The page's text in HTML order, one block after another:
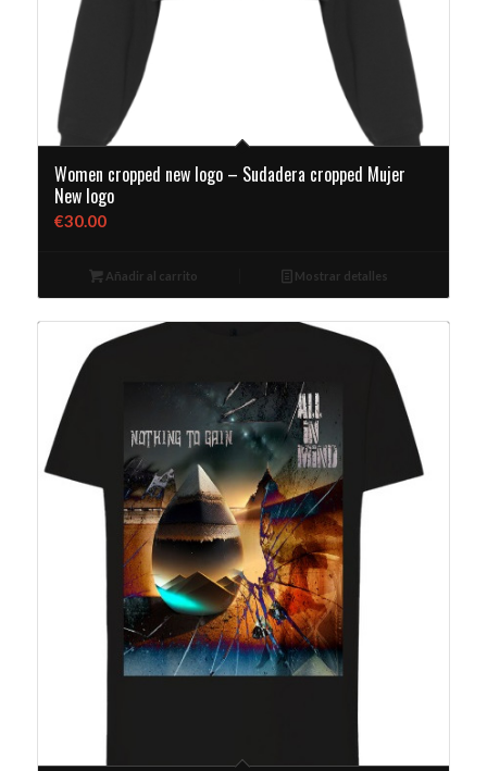
Women cropped new logo – Sudadera cropped Mujer
New logo
€30.00
Añadir al carrito Mostrar detalles